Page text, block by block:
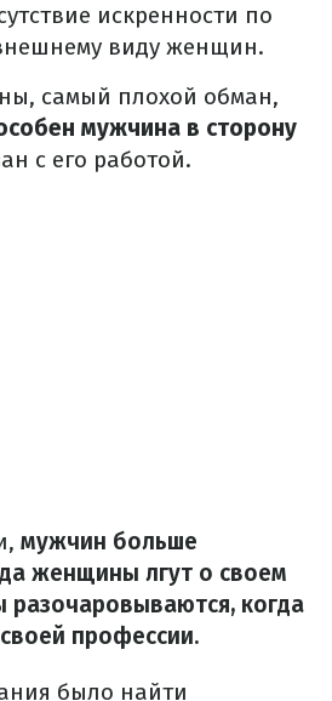
искренности по
виду женщин.
самый плохой обман,
мужчина в сторону
с его работой.
мужчин больше
женщины лгут о своем
когда
профессии.
было найти